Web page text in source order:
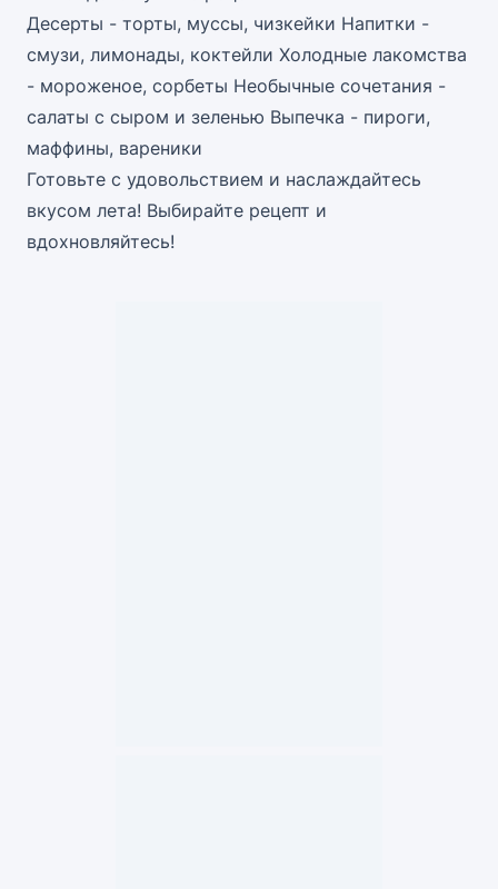
Десерты - торты, муссы, чизкейки Напитки -
смузи, лимонады, коктейли Холодные лакомства
- мороженое, сорбеты Необычные сочетания -
салаты с сыром и зеленью Выпечка - пироги,
маффины, вареники
Готовьте с удовольствием и наслаждайтесь
вкусом лета! Выбирайте рецепт и
вдохновляйтесь!